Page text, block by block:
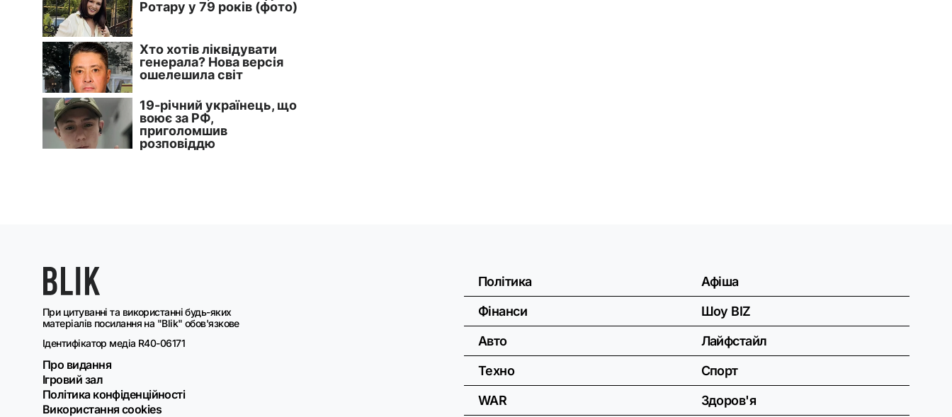
При цитуванні та використанні будь-яких
матеріалів посилання на "Blik" обов'язкове
Ідентифікатор медіа R40-06171
Про видання
Ігровий зал
Політика конфіденційності
Використання cookies
Політика
Фінанси
Авто
Техно
WAR
Афіша
Шоу BIZ
Лайфстайл
Спорт
Здоров'я